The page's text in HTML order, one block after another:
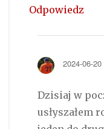
Odpowiedz
2024-06-
Dzisiaj w
usłyszałem